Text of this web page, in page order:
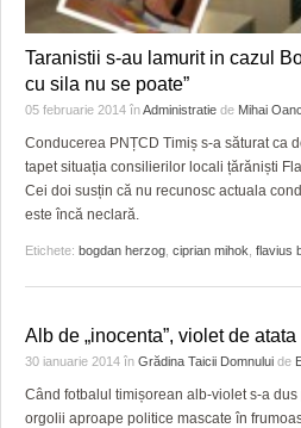
Taranistii s-au lamurit in cazul
cu sila nu se poate”
05 februarie 2014 înAdministratie de Mihai
Conducerea PNȚCD Timiș s-a săturat ca
tapet situația consilierilor locali țărăniști
Cei doi susțin că nu recunosc actuala
este încă neclară.
Etichete: bogdan herzog ciprian mihok flavius
Alb de „inocenta”, violet de atata
30 ianuarie 2014 în Grădina Taicii Domnului de
Când fotbalul timișorean alb-violet s-a
orgolii aproape politice mascate în